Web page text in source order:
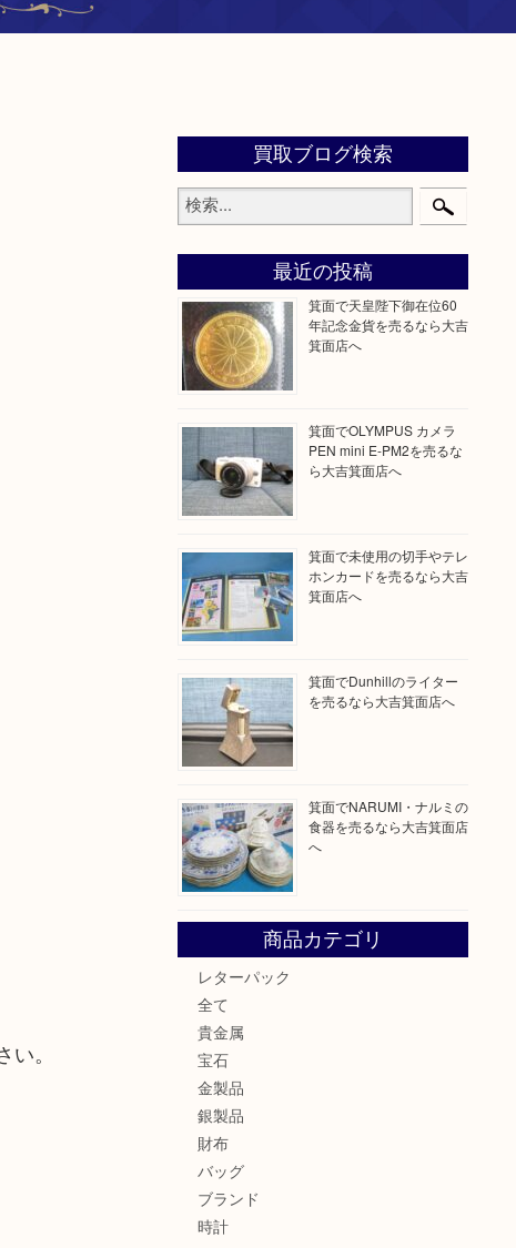
。
買取ブログ検索
最近の投稿
箕面で天皇陛下御在位60
年記念金貨を売るなら大吉
箕面店へ
箕面でOLYMPUS カメラ
PEN mini E-PM2を売るな
ら大吉箕面店へ
箕面で未使用の切手やテレ
ホンカードを売るなら大吉
箕面店へ
箕面でDunhillのライター
を売るなら大吉箕面店へ
箕面でNARUMI・ナルミの
食器を売るなら大吉箕面店
へ
商品カテゴリ
レターパック
全て
貴金属
宝石
金製品
銀製品
財布
バッグ
ブランド
時計